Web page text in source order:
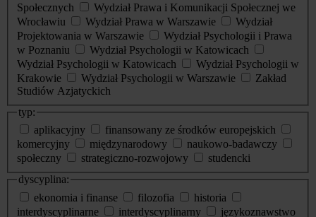
Społecznych
Wydział Prawa i Komunikacji Społecznej we
Wrocławiu
Wydział Prawa w Warszawie
Wydział
Projektowania w Warszawie
Wydział Psychologii i Prawa
w Poznaniu
Wydział Psychologii w Katowicach
Wydział Psychologii w Katowicach
Wydział Psychologii w
Krakowie
Wydział Psychologii w Warszawie
Zakład
Studiów Azjatyckich
typ:
aplikacyjny
finansowany ze środków europejskich
komercyjny
międzynarodowy
naukowo-badawczy
społeczny
strategiczno-rozwojowy
studencki
dyscyplina:
ekonomia i finanse
filozofia
historia
interdyscyplinarne
interdyscyplinarny
językoznawstwo